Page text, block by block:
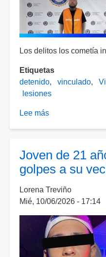
un
menor
de
Los delitos los cometía
Etiquetas
detenido
vinculado
lesiones
Lee más
y
lesionó
su
expareja.
Ya
fue
al
Joven de 21
golpes a su
Lorena Treviño
Mié, 10/06/2026 - 17:14